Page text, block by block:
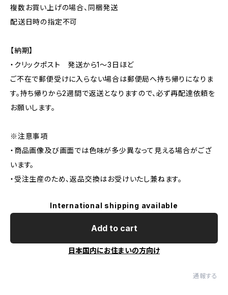
複数お買い上げの場合、同梱発送
配送日時の指定不可
【納期】
・クリックポスト 発送から1〜3日ほど
ご不在で郵便受けに入らない場合は郵便局へ持ち帰りになりま
す。持ち帰りから2週間で返送となりますので、必ず再配達依頼を
お願いします。
※注意事項
・商品画像及び画面では色味が多少異なって見える場合がござ
います。
・受注生産のため、返品交換はお受けいたし兼ねます。
International shipping available
Add to cart
日本国内にお住まいの方向け
通報する